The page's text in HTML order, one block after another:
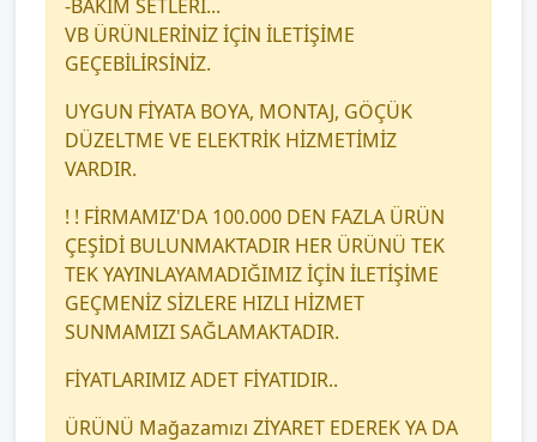
-BAKIM SETLERİ...
VB ÜRÜNLERİNİZ İÇİN İLETİŞİME
GEÇEBİLİRSİNİZ.
UYGUN FİYATA BOYA, MONTAJ, GÖÇÜK
DÜZELTME VE ELEKTRİK HİZMETİMİZ
VARDIR.
! ! FİRMAMIZ'DA 100.000 DEN FAZLA ÜRÜN
ÇEŞİDİ BULUNMAKTADIR HER ÜRÜNÜ TEK
TEK YAYINLAYAMADIĞIMIZ İÇİN İLETİŞİME
GEÇMENİZ SİZLERE HIZLI HİZMET
SUNMAMIZI SAĞLAMAKTADIR.
FİYATLARIMIZ ADET FİYATIDIR..
ÜRÜNÜ Mağazamızı ZİYARET EDEREK YA DA